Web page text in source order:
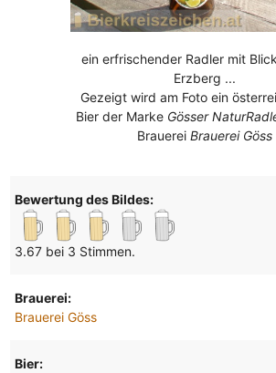
ein erfrischender Radler mit
Erzberg ...
Gezeigt wird am Foto ein
Bier der Marke Gösser
Brauerei Brauerei Göss
Bewertung des Bildes:
3.67 bei 3 Stimmen.
Brauerei:
Brauerei Göss
Bier: